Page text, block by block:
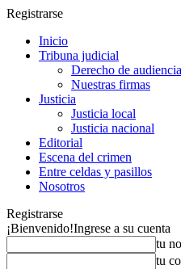
Registrarse
Inicio
Tribuna judicial
Derecho de audiencia
Nuestras firmas
Justicia
Justicia local
Justicia nacional
Editorial
Escena del crimen
Entre celdas y pasillos
Nosotros
Registrarse
¡Bienvenido!Ingrese a su cuenta
tu
tu